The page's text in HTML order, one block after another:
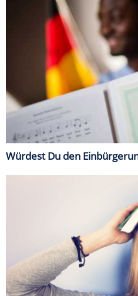
Würdest Du den